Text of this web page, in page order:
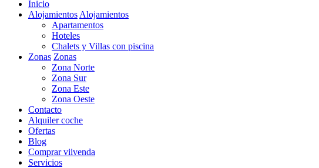
Inicio
Alojamientos Alojamientos
Apartamentos
Hoteles
Chalets y Villas con piscina
Zonas Zonas
Zona Norte
Zona Sur
Zona Este
Zona Oeste
Contacto
Alquiler coche
Ofertas
Blog
Comprar viivenda
Servicios